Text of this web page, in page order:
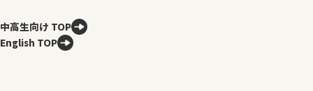
中高生向け TOP
English TOP